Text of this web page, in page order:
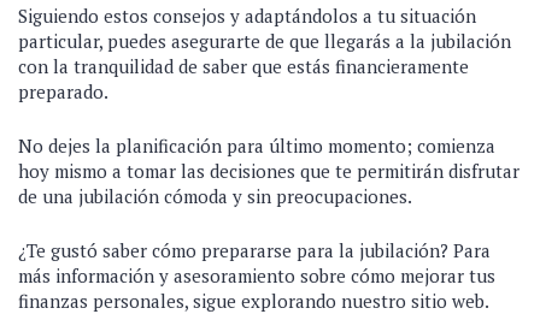
Siguiendo estos consejos y adaptándolos a tu situación
particular, puedes asegurarte de que llegarás a la jubilación
con la tranquilidad de saber que estás financieramente
preparado.
No dejes la planificación para último momento; comienza
hoy mismo a tomar las decisiones que te permitirán disfrutar
de una jubilación cómoda y sin preocupaciones.
¿Te gustó saber cómo prepararse para la jubilación? Para
más información y asesoramiento sobre cómo mejorar tus
finanzas personales, sigue explorando nuestro sitio web.